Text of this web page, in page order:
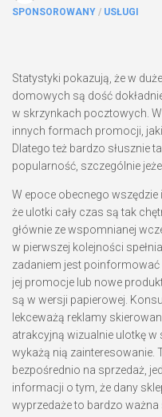
SPONSOROWANY / USŁUGI
Statystyki pokazują, że w
domowych są dość
w skrzynkach pocztowych.
innych formach promocji,
Dlatego też bardzo słusznie
popularność, szczególnie
W epoce obecnego wszędzie
że ulotki cały czas są tak
głównie ze wspomnianej
w pierwszej kolejności
zadaniem jest poinformować
jej promocje lub nowe
są w wersji papierowej.
lekceważą reklamy
atrakcyjną wizualnie ulotkę
wykażą nią zainteresowanie.
bezpośrednio na sprzedaż,
informacji o tym, że dany
wyprzedaże to bardzo ważna